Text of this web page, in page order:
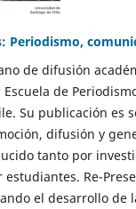
Periodismo,
de difusión
de
Su publicación es
difusión y
tanto por
estudiantes. Re-
el desarrollo de